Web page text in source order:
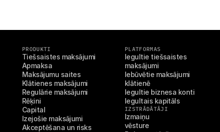
PRODUKTI
Tiešsaistes maksājumi
Apmaksa
Maksājumu saites
Klātienes maksājumi
Regulārie maksājumi
Rēķini
Capital
Izejošie maksājumi
Akceptēšana un risks
PLATFORMAS
Iegultie tiešsaistes
maksājumi
Iebūvētie maksājumi
klātienē
Iegultie biznesa konti
Iegultais kapitāls
IZSTRĀDĀTĀJI
Izmaiņu
vēsture
Tehniskie resursi
Izstrādātāju portāls
Atklājiet izstrādātāju resursus un jaunumus
Bibliotēkas
Integrējiet Mollie ar gatavām bibliotēkām
Discord kopiena
Pievienojieties mūsu izstrādātāju kopienai
Par Mollie